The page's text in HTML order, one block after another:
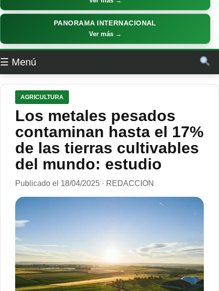
PANORAMA INTERNACIONAL
Ver más →
☰ Menú
AGRICULTURA
Los metales pesados ​​
contaminan hasta el 17%
de las tierras cultivables
del mundo: estudio
Publicado el 18/04/2025 · REDACCION